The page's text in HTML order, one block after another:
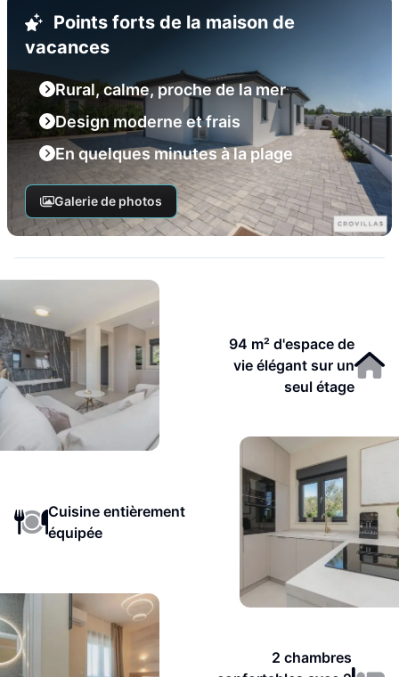
Points forts de la maison de
vacances
Rural, calme, proche de la mer
Design moderne et frais
En quelques minutes à la plage
Galerie de photos
94 m² d'espace de
vie élégant sur un
seul étage
Cuisine entièrement
équipée
2 chambres